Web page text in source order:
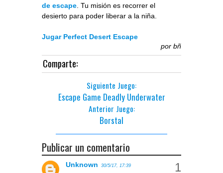
de escape . Tu misión es recorrer el
desierto para poder liberar a la niña.
Jugar Perfect Desert Escape
por bñ
Comparte:
Siguiente Juego:
Escape Game Deadly Underwater
Anterior Juego:
Borstal
Publicar un comentario
Unknown 30/5/17, 17:39